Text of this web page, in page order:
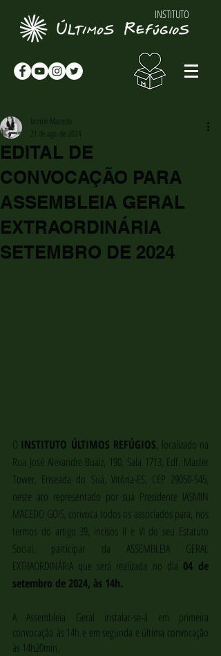
INSTITUTO
EDITAL DE
CONVOCAÇÃO PARA
ASSEMBLEIA GERAL
EXTRAORDINÁRIA
SETEMBRO DE 2024
Iasmin Macedo
21 de ago. de 2024
O INSTITUTO ÚLTIMOS REFÚGIOS, localizado na
Rua José Alexandre Buaiz, 190, Sala 1713, Edf. Master
Tower, Enseada do Suá, Vitória-ES, CEP 29050-545,
neste ato representado por sua Presidente IASMIN
MACEDO GOIS, convoca todos os associados para, nos
termos do artigo 39, incisos II e VI do seu Estatuto
Social, participar da ASSEMBLEIA GERAL
EXTRAORDINÁRIA que será realizada no dia 04 de
setembro de 2024, às 14h.
A Assembleia Geral instalar-se-á em primeira
convocação às 14h e em segunda e última convocação
às 14h20min.